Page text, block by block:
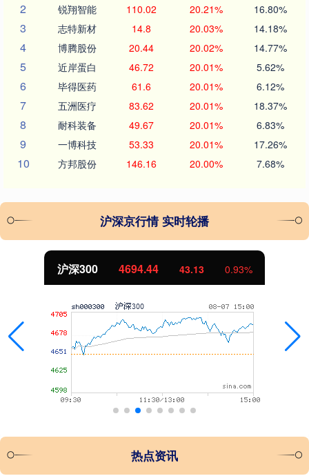
2 锐翔智能 110.02 20.21% 16.80%
3 志特新材 14.8 20.03% 14.18%
4 博腾股份 20.44 20.02% 14.77%
5 近岸蛋白 46.72 20.01% 5.62%
6 毕得医药 61.6 20.01% 6.12%
7 五洲医疗 83.62 20.01% 18.37%
8 耐科装备 49.67 20.01% 6.83%
9 一博科技 53.33 20.01% 17.26%
10 方邦股份 146.16 20.00% 7.68%
沪深京行情 实时轮播
北证50 1134.24 11.37 1.01%
热点资讯